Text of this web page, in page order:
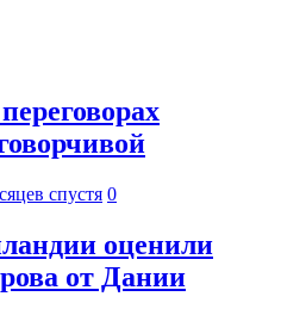
спустя 0
оценили
от Дании